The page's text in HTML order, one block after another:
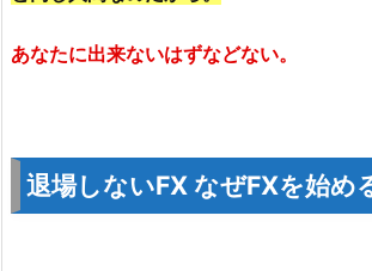
あなたに出来ないはずなどない。
退場しないFX なぜFXを始め